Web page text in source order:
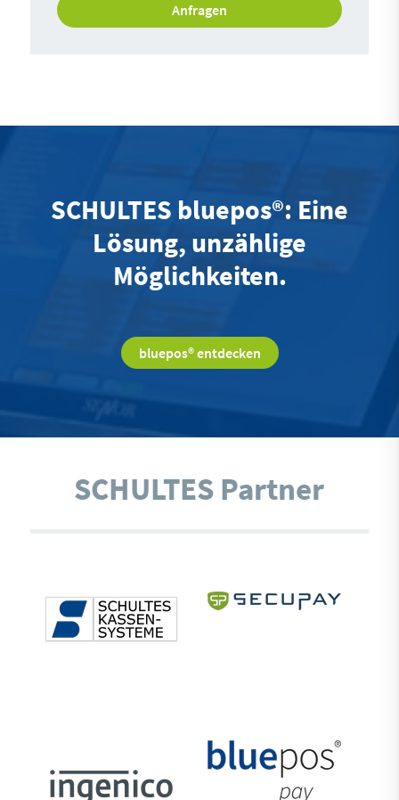
Anfragen
SCHULTES bluepos®: Eine
Lösung, unzählige
Möglichkeiten.
bluepos® entdecken
SCHULTES Partner